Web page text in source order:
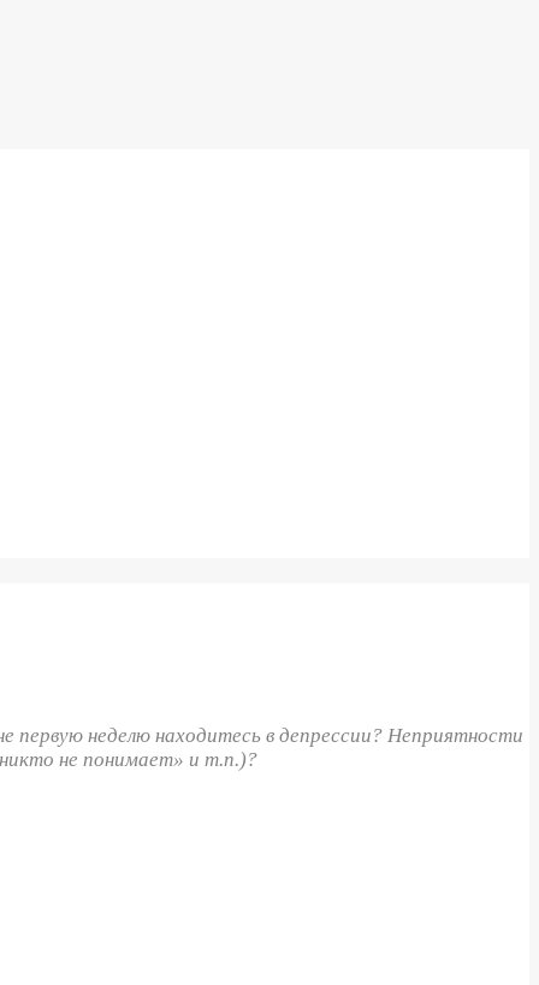
первую неделю находитесь в депрессии? Неприятности
не понимает» и т.п.)?